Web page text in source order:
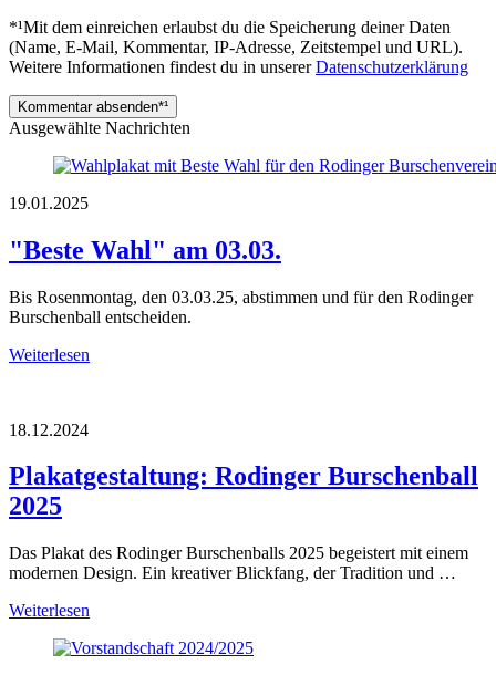
*¹Mit dem einreichen erlaubst du die Speicherung deiner Daten
(Name, E-Mail, Kommentar, IP-Adresse, Zeitstempel und URL).
Weitere Informationen findest du in unsererDatenschutzerklärung
Kommentar absenden*¹
Ausgewählte Nachrichten
19.01.2025
"Beste Wahl" am 03.03.
Bis Rosenmontag, den 03.03.25, abstimmen und für den Rodinger
Burschenball entscheiden.
Weiterlesen
18.12.2024
Plakatgestaltung: Rodinger Burschenball
2025
Das Plakat des Rodinger Burschenballs 2025 begeistert mit einem
modernen Design. Ein kreativer Blickfang, der Tradition und …
Weiterlesen